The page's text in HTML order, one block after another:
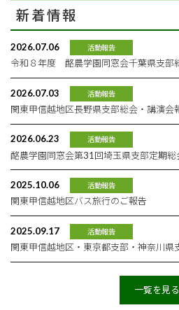
新着情報
2026.07.06 活動報告
令和８年度 酪農学園同窓会千葉県支部
2026.07.03 活動報告
関東甲信越地区長野県支部総会・講演会
2026.06.23 活動報告
酪農学園同窓会第31回埼玉県支部定期総
2025.10.06 活動報告
関東甲信越地区バス旅行のご報告
2025.09.17 活動報告
関東甲信越地区・東京都支部・神奈川県
一覧を見る